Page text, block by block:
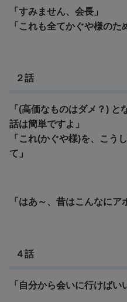
「すみません、会長」
「これも全てかぐや様のた
２話
「(高価なものはダメ？)
話は簡単ですよ」
「これ(かぐや様)を、こう
て」
「はあ～、昔はこんなにア
４話
「自分から会いに行けばい